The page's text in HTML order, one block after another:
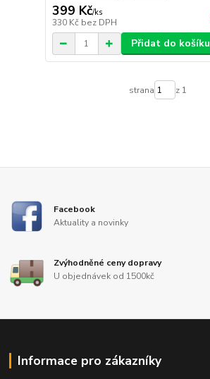
399 Kč/ks
330 Kč bez DPH
Přidat do košíku
strana z 1
Facebook
Aktuality a novinky
Zvýhodněné ceny dopravy
U objednávek od 1500kč
Informace pro zákazníky